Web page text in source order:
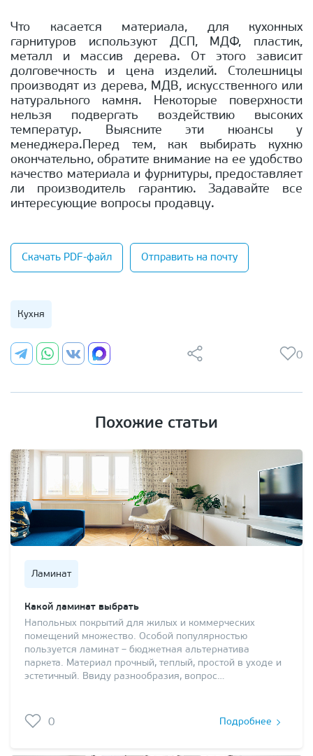
Что касается материала, для кухонных
гарнитуров используют ДСП, МДФ, пластик,
металл и массив дерева. От этого зависит
долговечность и цена изделий. Столешницы
производят из дерева, МДВ, искусственного или
натурального камня. Некоторые поверхности
нельзя подвергать воздействию высоких
температур. Выясните эти нюансы у
менеджера.Перед тем, как выбирать кухню
окончательно, обратите внимание на ее удобство
качество материала и фурнитуры, предоставляет
ли производитель гарантию. Задавайте все
интересующие вопросы продавцу.
Скачать PDF-файл Отправить на почту
Кухня
0
Похожие статьи
Ламинат
Какой ламинат выбрать
Напольных покрытий для жилых и коммерческих
помещений множество. Особой популярностью
пользуется ламинат – бюджетная альтернатива
паркета. Материал прочный, теплый, простой в уходе и
эстетичный. Ввиду разнообразия, вопрос…
0 Подробнее